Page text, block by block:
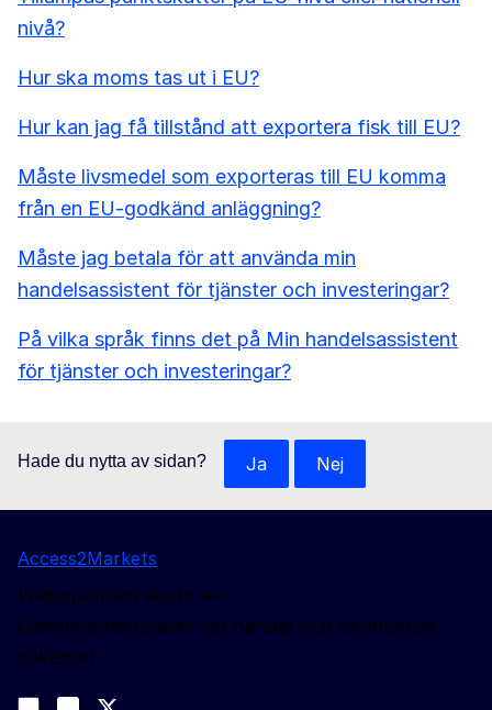
nivå?
Hur ska moms tas ut i EU?
Hur kan jag få tillstånd att exportera fisk till EU?
Måste livsmedel som exporteras till EU komma
från en EU-godkänd anläggning?
Måste jag betala för att använda min
handelsassistent för tjänster och investeringar?
På vilka språk finns det på Min handelsassistent
för tjänster och investeringar?
Hade du nytta av sidan? Ja Nej
Access2Markets
Webbplatsen sköts av
Generaldirektoratet för handel och ekonomisk
säkerhet
Join us on LinkedIn